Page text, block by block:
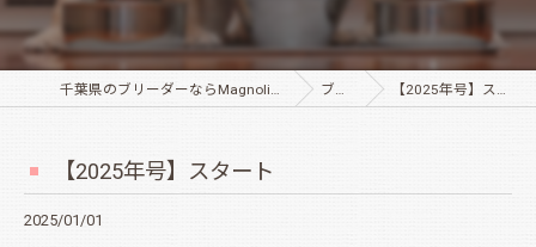
千葉県のブリーダーならMagnolia Dog Site ブログ 【2025年号】スタート
【2025年号】スタート
2025/01/01